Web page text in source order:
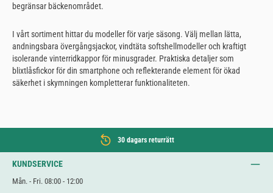
begränsar bäckenområdet.
I vårt sortiment hittar du modeller för varje säsong. Välj mellan lätta,
andningsbara övergångsjackor, vindtäta softshellmodeller och kraftigt
isolerande vinterridkappor för minusgrader. Praktiska detaljer som
blixtlåsfickor för din smartphone och reflekterande element för ökad
säkerhet i skymningen kompletterar funktionaliteten.
30 dagars returrätt
KUNDSERVICE
Mån. - Fri. 08:00 - 12:00